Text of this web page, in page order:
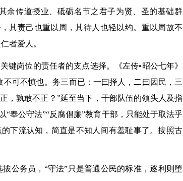
余传道授业、砥砺名节之君子为贤、圣的基础群
其责己也重以周，其待人也轻以约。重以周故不
者爱人。
键岗位的责任者的支点选择。《左传•昭公七年》
可不慎也。务三而已：一曰择人，二曰因民，三
，孰敢不正？ ”延至当下，干部队伍的领头人及指
“奉公守法”“反腐倡廉”教育干部，只能处于取法乎
的下流认知，简直是不知人间有羞耻事了。按照古
公务员， “守法”只是普通公民的标准，逐利则堕